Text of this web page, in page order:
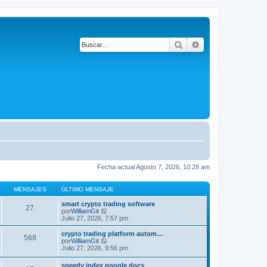
Buscar
Fecha actual Agosto 7, 2026, 10:28 am
MENSAJES ÚLTIMO MENSAJE
27
smart crypto trading software
porWilliamGit
e
r
ú
l
t
m
Julio 27, 2026, 7:57 pm
568
crypto trading platform autom…
porWilliamGit
e
Julio 27, 2026, 9:56 pm
speedy index google docs